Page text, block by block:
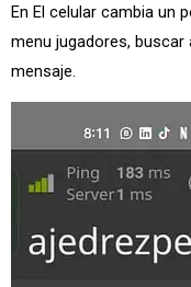
En El celular cambia un
menu jugadores,
mensaje.